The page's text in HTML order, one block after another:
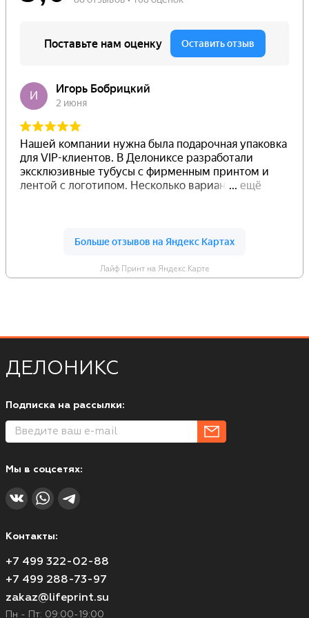
Лайф Принт на Яндекс.Карте
ДЕЛОНИКС
Подписка на рассылки:
Мы в соцсетях:
Контакты:
+7 499 322-02-88
+7 499 288-73-97
zakaz@lifeprint.su
Пн - Пт: 09:00-19:00